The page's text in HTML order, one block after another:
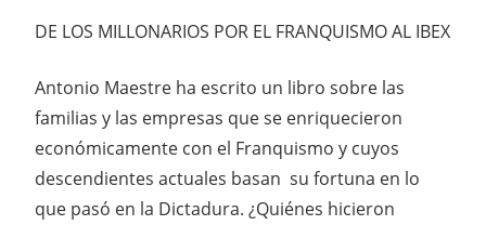
DE LOS MILLONARIOS POR EL FRANQUISMO AL IBEX
Antonio Maestre ha escrito un libro sobre las
familias y las empresas que se enriquecieron
económicamente con el Franquismo y cuyos
descendientes actuales basan su fortuna en lo
que pasó en la Dictadura. ¿Quiénes hicieron